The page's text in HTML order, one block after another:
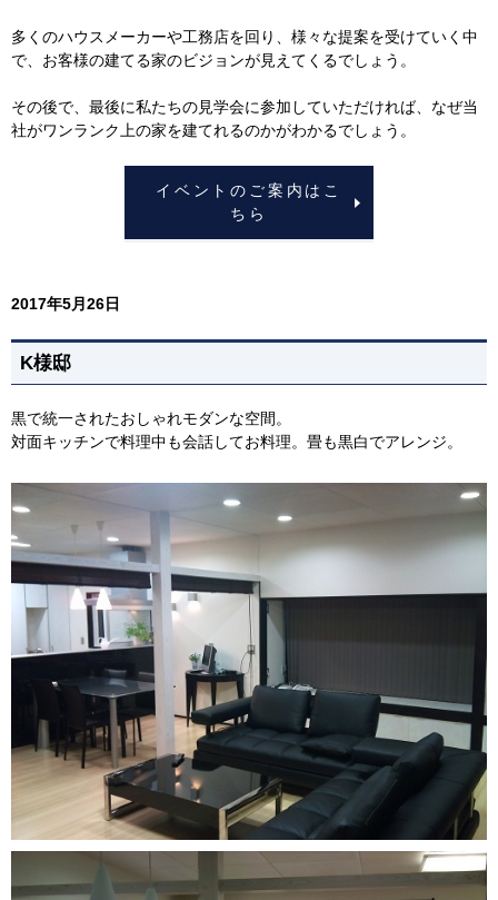
多くのハウスメーカーや工務店を回り、様々な提案を受けていく中
で、お客様の建てる家のビジョンが見えてくるでしょう。
その後で、最後に私たちの見学会に参加していただければ、なぜ当
社がワンランク上の家を建てれるのかがわかるでしょう。
イベントのご案内はこ
ちら
2017年5月26日
K様邸
黒で統一されたおしゃれモダンな空間。
対面キッチンで料理中も会話してお料理。畳も黒白でアレンジ。